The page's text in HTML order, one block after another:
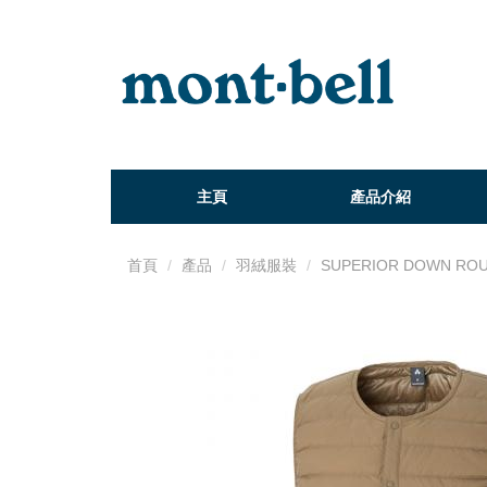
主頁 產品介紹
首頁 產品 羽絨服裝 SUPERIOR DOWN